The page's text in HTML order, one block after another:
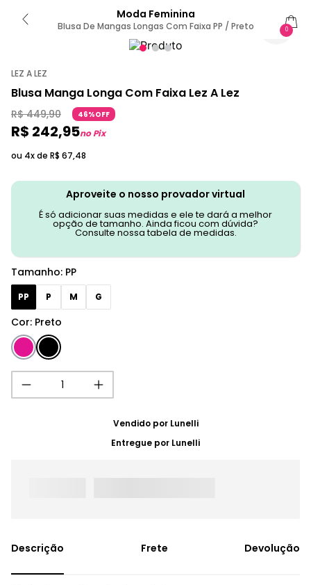
Moda Feminina
Blusa De Mangas Longas Com Faixa PP / Preto 0
LEZ A LEZ
Blusa Manga Longa Com Faixa Lez A Lez
R$ 449,90 46%OFF
R$ 242,95no Pix
ou 4x de R$ 67,48
Aproveite o nosso provador virtual
É só adicionar suas medidas e ele te dará a melhor
opção de tamanho. Ainda ficou com dúvida?
Consulte nossa tabela de medidas.
Cor: Preto
Tamanho: PP
PP P M G
Vendido por Lunelli
Entregue por Lunelli
Frete Devolução